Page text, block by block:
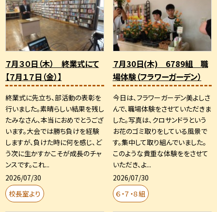
７月３０日（木） 終業式にて
【７月１７日（金）】
終業式に先立ち、部活動の表彰を
行いました。素晴らしい結果を残し
たみなさん、本当におめでとうござ
います。大会では勝ち負けを経験
しますが、負けた時に何を感じ、ど
う次に生かすかこそが成長のチャ
ンスです。これ...
2026/07/30
校長室より
７月30日(木) 6789組 職
場体験（フラワーガーデン）
今日は、フラワーガーデン美よしさ
んで、職場体験をさせていただきま
した。写真は、クロサンドラという
お花のゴミ取りをしている風景で
す。集中して取り組んでいました。
このような貴重な体験ををさせて
いただき、よ...
2026/07/30
６・７・８組